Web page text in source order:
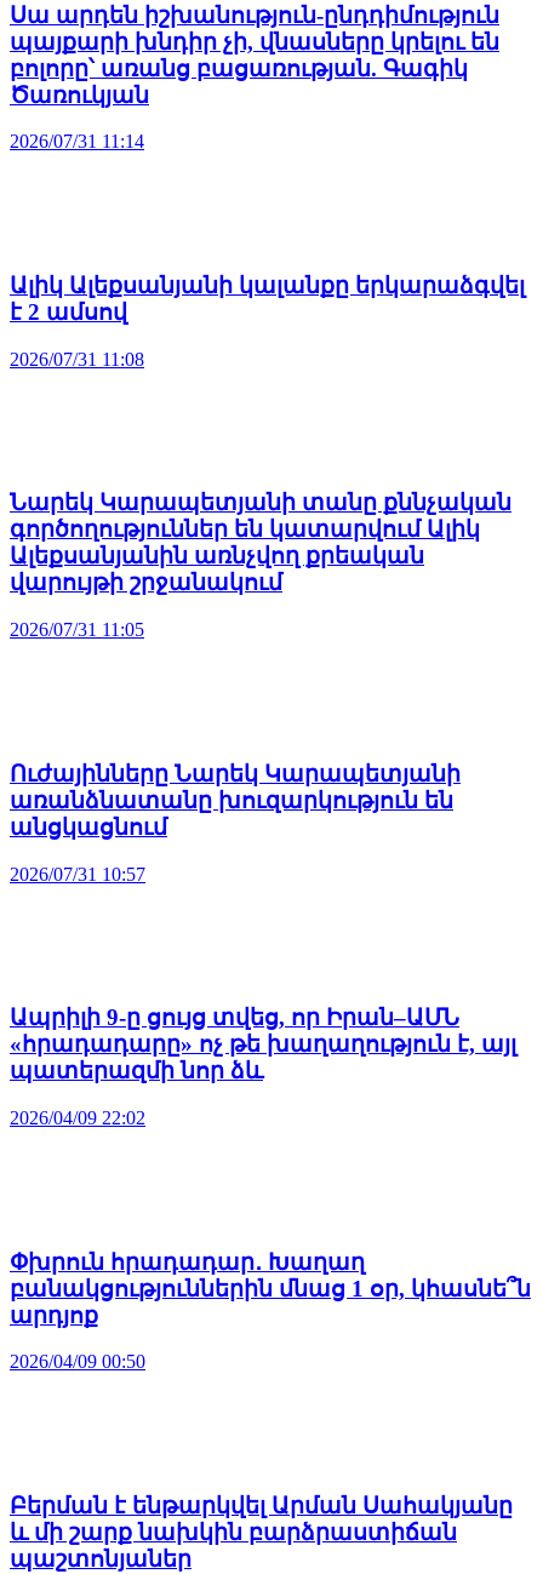
Սա արդեն իշխանություն-ընդդիմություն
պայքարի խնդիր չի, վնասները կրելու են
բոլորը՝ առանց բացառության. Գագիկ
Ծառուկյան
2026/07/31 11:14
Ալիկ Ալեքսանյանի կալանքը երկարաձգվել
է 2 ամսով
2026/07/31 11:08
Նարեկ Կարապետյանի տանը քննչական
գործողություններ են կատարվում Ալիկ
Ալեքսանյանին առնչվող քրեական
վարույթի շրջանակում
2026/07/31 11:05
Ուժայինները Նարեկ Կարապետյանի
առանձնատանը խուզարկություն են
անցկացնում
2026/07/31 10:57
Ապրիլի 9-ը ցույց տվեց, որ Իրան–ԱՄՆ
«հրադադարը» ոչ թե խաղաղություն է, այլ
պատերազմի նոր ձև
2026/04/09 22:02
Փխրուն հրադադար․ Խաղաղ
բանակցություններին մնաց 1 օր, կհասնե՞ն
արդյոք
2026/04/09 00:50
Բերման է ենթարկվել Արման Սահակյանը
և մի շարք նախկին բարձրաստիճան
պաշտոնյաներ